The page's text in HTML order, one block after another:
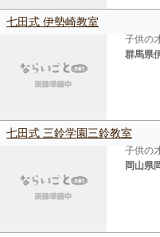
七田式 伊勢崎教室
子供の
群馬県
七田式 三鈴学園三鈴教室
子供の
岡山県